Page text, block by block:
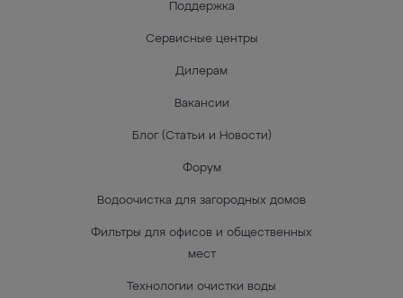
Поддержка
Сервисные центры
Дилерам
Вакансии
Блог (Статьи и Новости)
Форум
Водоочистка для загородных домов
Фильтры для офисов и общественных
мест
Технологии очистки воды